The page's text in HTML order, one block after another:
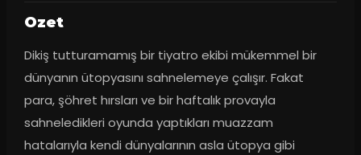
Ozet
Dikiş tutturamamış bir tiyatro ekibi mükemmel bir
dünyanın ütopyasını sahnelemeye çalışır. Fakat
para, şöhret hırsları ve bir haftalık provayla
sahneledikleri oyunda yaptıkları muazzam
hatalarıyla kendi dünyalarının asla ütopya gibi